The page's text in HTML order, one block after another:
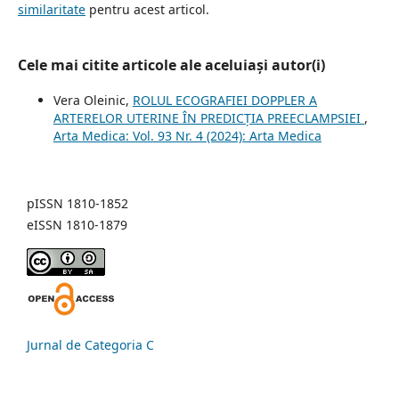
similaritatepentru acest articol.
Cele mai citite articole ale aceluiași autor(i)
Vera Oleinic, ROLUL ECOGRAFIEI DOPPLER A
ARTERELOR UTERINE ÎN PREDICȚIA PREECLAMPSIEI ,
Arta Medica: Vol. 93 Nr. 4 (2024): Arta Medica
pISSN 1810-1852
eISSN 1810-1879
Jurnal de Categoria C